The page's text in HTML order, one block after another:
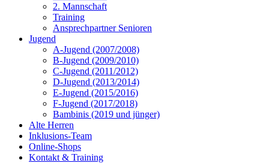
2. Mannschaft
Training
Ansprechpartner Senioren
Jugend
A-Jugend (2007/2008)
B-Jugend (2009/2010)
C-Jugend (2011/2012)
D-Jugend (2013/2014)
E-Jugend (2015/2016)
F-Jugend (2017/2018)
Bambinis (2019 und jünger)
Alte Herren
Inklusions-Team
Online-Shops
Kontakt & Training